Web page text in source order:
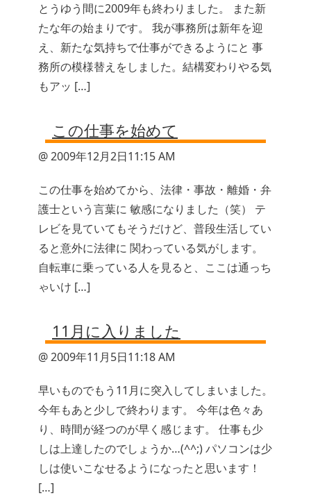
とうゆう間に2009年も終わりました。 また新
たな年の始まりです。 我が事務所は新年を迎
え、新たな気持ちで仕事ができるようにと 事
務所の模様替えをしました。結構変わりやる気
もアッ […]
この仕事を始めて
@ 2009年12月2日11:15 AM
この仕事を始めてから、法律・事故・離婚・弁
護士という言葉に 敏感になりました（笑） テ
レビを見ていてもそうだけど、普段生活してい
ると意外に法律に 関わっている気がします。
自転車に乗っている人を見ると、ここは通っち
ゃいけ […]
11月に入りました
@ 2009年11月5日11:18 AM
早いものでもう11月に突入してしまいました。
今年もあと少しで終わります。 今年は色々あ
り、時間が経つのが早く感じます。 仕事も少
しは上達したのでしょうか…(^^;) パソコンは少
しは使いこなせるようになったと思います！
[…]